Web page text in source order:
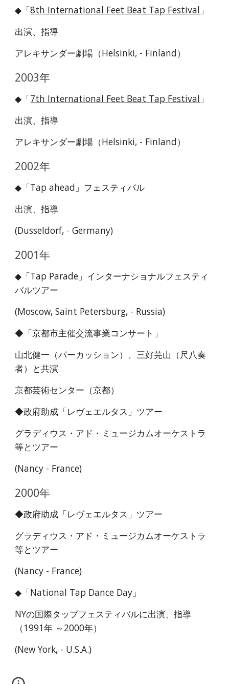
◆「8th International Feet Beat Tap Festival 」
出演、指導
アレキサンダー劇場（Helsinki, - Finland）
2003年
◆「7th International Feet Beat Tap Festival 」
出演、指導
アレキサンダー劇場（Helsinki, - Finland）
2002年
◆「Tap ahead」フェスティバル
出演、指導
(Dusseldorf, - Germany)
2001年
◆「Tap Parade」インターナショナルフェスティ
バルツアー
(Moscow, Saint Petersburg, - Russia)
◆「京都市主催交流事業コンサート」
山北健一（パーカッション）、三好芫山（尺八奏
者）と共演
京都芸術センター（京都）
◆政府助成「レヴェエルタス」ツアー
グラディウス・アド・ミュージカムオーケストラ
等とツアー
(Nancy - France)
2000年
◆政府助成「レヴェエルタス」ツアー
グラディウス・アド・ミュージカムオーケストラ
等とツアー
(Nancy - France)
◆「National Tap Dance Day」
NYの国際タップフェスティバルに出演、指導
（1991年 ～2000年）
(New York, - U.S.A.)